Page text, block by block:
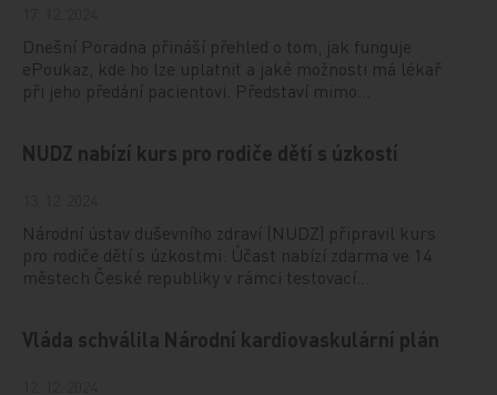
Dnešní Poradna přináší přehled o tom, jak funguje
ePoukaz, kde ho lze uplatnit a jaké možnosti má lékař
při jeho předání pacientovi. Představí mimo…
NUDZ nabízí kurs pro rodiče dětí s úzkostí
Národní ústav duševního zdraví (NUDZ) připravil kurs
pro rodiče dětí s úzkostmi. Účast nabízí zdarma ve 14
městech České republiky v rámci testovací…
Vláda schválila Národní kardiovaskulární plán